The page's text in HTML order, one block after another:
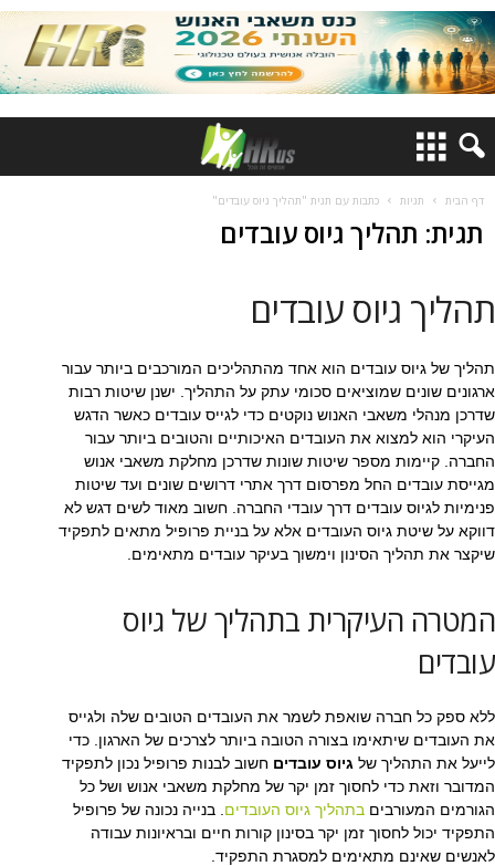
דף הבית תגיות כתבות עם תגית "תהליך גיוס עובדים"
תגית: תהליך גיוס עובדים
תהליך גיוס עובדים
תהליך של גיוס עובדים הוא אחד מהתהליכים המורכבים ביותר עבור
ארגונים שונים שמוציאים סכומי עתק על התהליך. ישנן שיטות רבות
שדרכן מנהלי משאבי האנוש נוקטים כדי לגייס עובדים כאשר הדגש
העיקרי הוא למצוא את העובדים האיכותיים והטובים ביותר עבור
החברה. קיימות מספר שיטות שונות שדרכן מחלקת משאבי אנוש
מגייסת עובדים החל מפרסום דרך אתרי דרושים שונים ועד שיטות
פנימיות לגיוס עובדים דרך עובדי החברה. חשוב מאוד לשים דגש לא
דווקא על שיטת גיוס העובדים אלא על בניית פרופיל מתאים לתפקיד
שיקצר את תהליך הסינון וימשוך בעיקר עובדים מתאימים.
המטרה העיקרית בתהליך של גיוס
עובדים
ללא ספק כל חברה שואפת לשמר את העובדים הטובים שלה ולגייס
את העובדים שיתאימו בצורה הטובה ביותר לצרכים של הארגון. כדי
לייעל את התהליך של גיוס עובדים חשוב לבנות פרופיל נכון לתפקיד
המדובר וזאת כדי לחסוך זמן יקר של מחלקת משאבי אנוש ושל כל
הגורמים המעורבים בתהליך גיוס העובדים . בנייה נכונה של פרופיל
התפקיד יכול לחסוך זמן יקר בסינון קורות חיים ובראיונות עבודה
לאנשים שאינם מתאימים למסגרת התפקיד.